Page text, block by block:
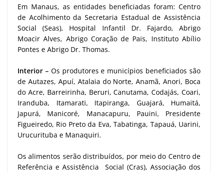
Em Manaus, as entidades beneficiadas foram: Centro
de Acolhimento da Secretaria Estadual de Assistência
Social (Seas), Hospital Infantil Dr. Fajardo, Abrigo
Moacir Alves, Abrigo Coração de Pais, Instituto Abílio
Pontes e Abrigo Dr. Thomas.
Interior – Os produtores e municípios beneficiados são
de Autazes, Apuí, Atalaia do Norte, Anamã, Anori, Boca
do Acre, Barreirinha, Beruri, Canutama, Codajás, Coari,
Iranduba, Itamarati, Itapiranga, Guajará, Humaitá,
Japurá, Manicoré, Manacapuru, Pauini, Presidente
Figueiredo, Rio Preto da Eva, Tabatinga, Tapauá, Uarini,
Urucurituba e Manaquiri.
Os alimentos serão distribuídos, por meio do Centro de
Referência e Assistência Social (Cras), Associação dos